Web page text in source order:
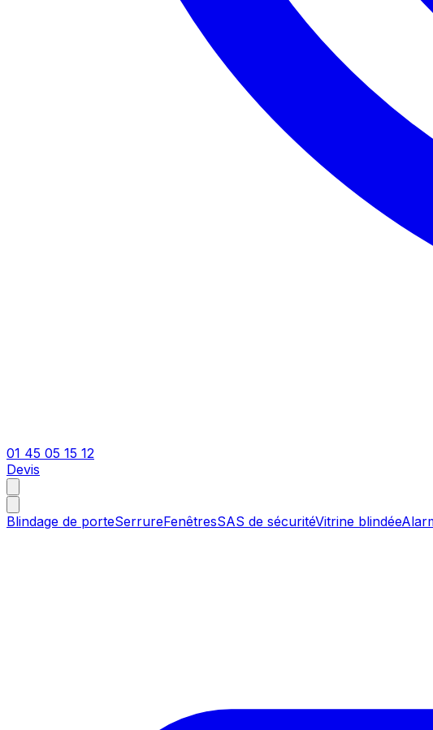
01 45 05 15 12
Devis
Blindage de porteSerrureFenêtresSAS de sécuritéVitrine blindée